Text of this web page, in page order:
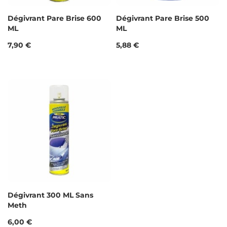
Dégivrant Pare Brise 600
ML
Prix
7,90 €
Dégivrant Pare Brise 500
ML
Prix
5,88 €
Dégivrant 300 ML Sans
Meth
Prix
6,00 €